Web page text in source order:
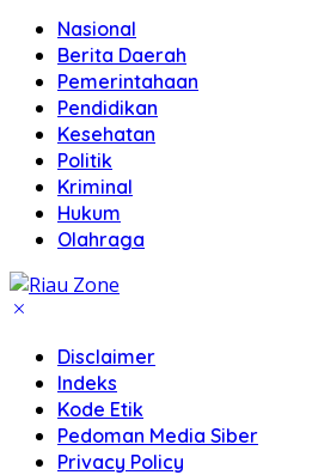
Nasional
Berita Daerah
Pemerintahaan
Pendidikan
Kesehatan
Politik
Kriminal
Hukum
Olahraga
Disclaimer
Indeks
Kode Etik
Pedoman Media Siber
Privacy Policy